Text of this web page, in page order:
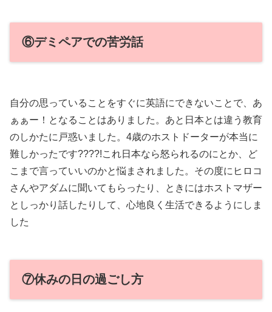
⑥デミペアでの苦労話
自分の思っていることをすぐに英語にできないことで、あ
ぁぁー！となることはありました。あと日本とは違う教育
のしかたに戸惑いました。4歳のホストドーターが本当に
難しかったです????!これ日本なら怒られるのにとか、ど
こまで言っていいのかと悩まされました。その度にヒロコ
さんやアダムに聞いてもらったり、ときにはホストマザー
としっかり話したりして、心地良く生活できるようにしま
した
⑦休みの日の過ごし方